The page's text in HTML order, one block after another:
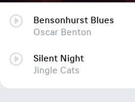
Bensonhurst Blues
Oscar Benton
Silent Night
Jingle Cats